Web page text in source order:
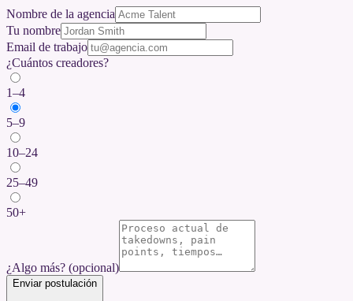
Nombre de la agencia
Tu nombre
Email de trabajo
¿Cuántos creadores?
1–4
5–9
10–24
25–49
50+
¿Algo más? (opcional)
Enviar postulación